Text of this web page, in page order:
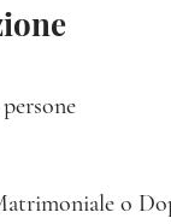
o